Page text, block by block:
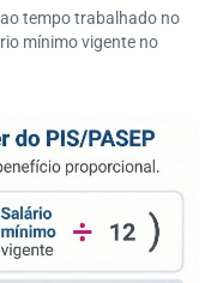
tempo trabalhado no
mínimo vigente no